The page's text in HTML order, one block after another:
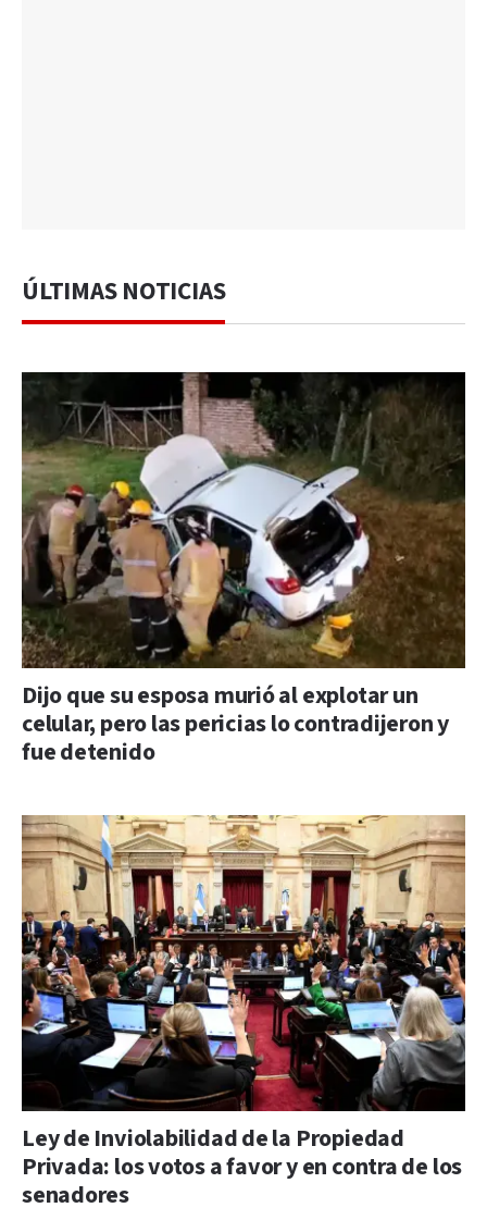
ÚLTIMAS NOTICIAS
Dijo que su esposa murió al explotar un
celular, pero las pericias lo contradijeron y
fue detenido
Ley de Inviolabilidad de la Propiedad
Privada: los votos a favor y en contra de los
senadores